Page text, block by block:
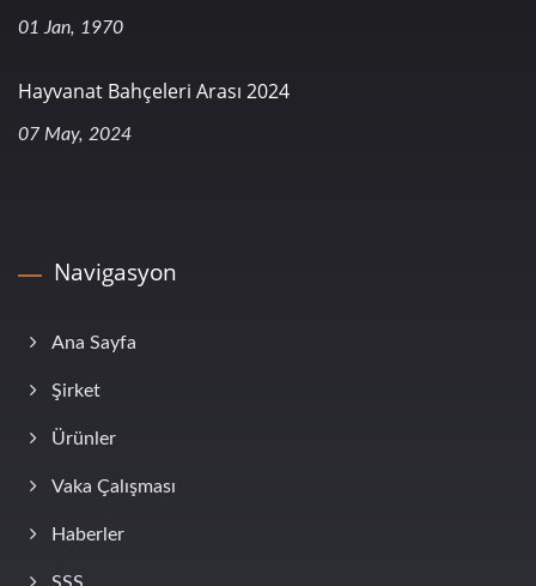
01 Jan, 1970
Hayvanat Bahçeleri Arası 2024
07 May, 2024
Navigasyon
Ana Sayfa
Şirket
Ürünler
Vaka Çalışması
Haberler